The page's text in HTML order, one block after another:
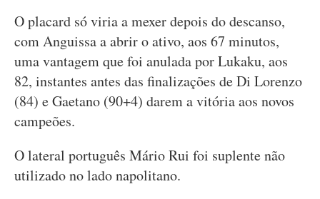
O placard só viria a mexer depois do descanso,
com Anguissa a abrir o ativo, aos 67 minutos,
uma vantagem que foi anulada por Lukaku, aos
82, instantes antes das finalizações de Di Lorenzo
(84) e Gaetano (90+4) darem a vitória aos novos
campeões.
O lateral português Mário Rui foi suplente não
utilizado no lado napolitano.